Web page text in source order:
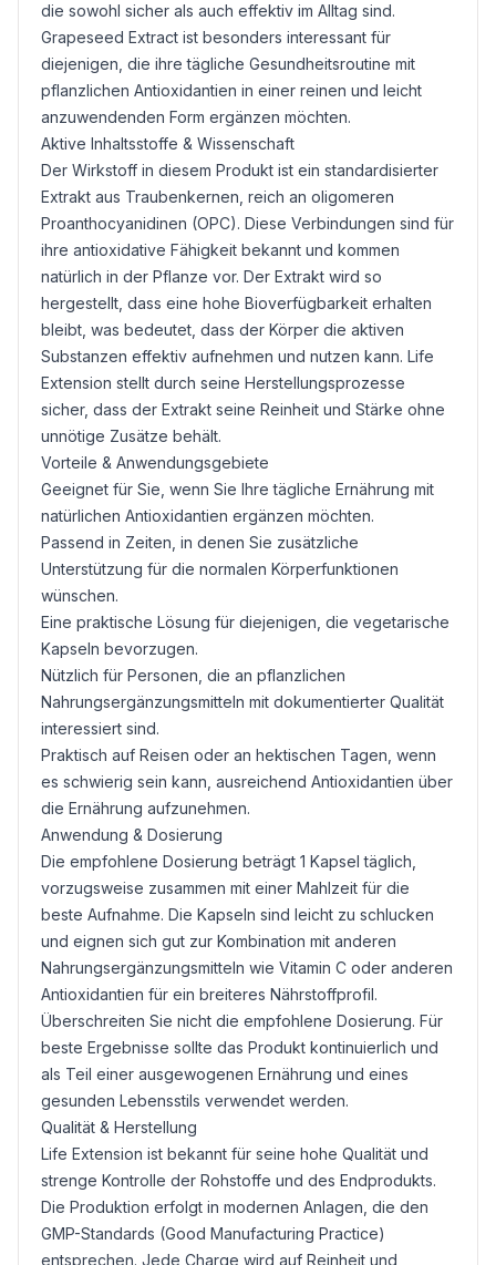
die sowohl sicher als auch effektiv im Alltag sind.
Grapeseed Extract ist besonders interessant für
diejenigen, die ihre tägliche Gesundheitsroutine mit
pflanzlichen Antioxidantien in einer reinen und leicht
anzuwendenden Form ergänzen möchten.
Aktive Inhaltsstoffe & Wissenschaft
Der Wirkstoff in diesem Produkt ist ein standardisierter
Extrakt aus Traubenkernen, reich an oligomeren
Proanthocyanidinen (OPC). Diese Verbindungen sind für
ihre antioxidative Fähigkeit bekannt und kommen
natürlich in der Pflanze vor. Der Extrakt wird so
hergestellt, dass eine hohe Bioverfügbarkeit erhalten
bleibt, was bedeutet, dass der Körper die aktiven
Substanzen effektiv aufnehmen und nutzen kann. Life
Extension stellt durch seine Herstellungsprozesse
sicher, dass der Extrakt seine Reinheit und Stärke ohne
unnötige Zusätze behält.
Vorteile & Anwendungsgebiete
Geeignet für Sie, wenn Sie Ihre tägliche Ernährung mit
natürlichen Antioxidantien ergänzen möchten.
Passend in Zeiten, in denen Sie zusätzliche
Unterstützung für die normalen Körperfunktionen
wünschen.
Eine praktische Lösung für diejenigen, die vegetarische
Kapseln bevorzugen.
Nützlich für Personen, die an pflanzlichen
Nahrungsergänzungsmitteln mit dokumentierter Qualität
interessiert sind.
Praktisch auf Reisen oder an hektischen Tagen, wenn
es schwierig sein kann, ausreichend Antioxidantien über
die Ernährung aufzunehmen.
Anwendung & Dosierung
Die empfohlene Dosierung beträgt 1 Kapsel täglich,
vorzugsweise zusammen mit einer Mahlzeit für die
beste Aufnahme. Die Kapseln sind leicht zu schlucken
und eignen sich gut zur Kombination mit anderen
Nahrungsergänzungsmitteln wie Vitamin C oder anderen
Antioxidantien für ein breiteres Nährstoffprofil.
Überschreiten Sie nicht die empfohlene Dosierung. Für
beste Ergebnisse sollte das Produkt kontinuierlich und
als Teil einer ausgewogenen Ernährung und eines
gesunden Lebensstils verwendet werden.
Qualität & Herstellung
Life Extension ist bekannt für seine hohe Qualität und
strenge Kontrolle der Rohstoffe und des Endprodukts.
Die Produktion erfolgt in modernen Anlagen, die den
GMP-Standards (Good Manufacturing Practice)
entsprechen. Jede Charge wird auf Reinheit und